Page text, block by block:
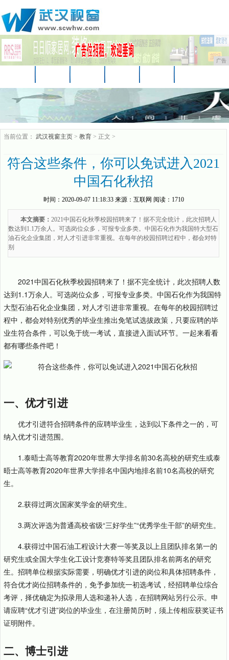
广告
家居 企业
当前位置： 武汉视窗主页 > 教育 > 正文 >
符合这些条件，你可以免试进入2021
中国石化秋招
时间： 2020-09-07 11:18:33来源： 互联网 阅读：1710
本文摘要： 2021中国石化秋季校园招聘来了！据不完全统计，此次招聘人
数达到1.1万余人。可选岗位众多，可报专业多类。中国石化作为我国特大型石
油石化企业集团，对人才引进非常重视。在每年的校园招聘过程中，都会对特
别
2021中国石化秋季校园招聘来了！据不完全统计，此次招聘人数
达到1.1万余人。可选岗位众多，可报专业多类。中国石化作为我国特
大型石油石化企业集团，对人才引进非常重视。在每年的校园招聘过
程中，都会对特别优秀的毕业生推出免笔试选拔政策，只要应聘的毕
业生符合条件，可以免于统一考试，直接进入面试环节。一起来看看
都有哪些条件吧！
一、优才引进
优才引进符合招聘条件的应聘毕业生，达到以下条件之一的，可
纳入优才引进范围。
1.泰晤士高等教育2020年世界大学排名前30名高校的研究生或泰
晤士高等教育2020年世界大学排名中国内地排名前10名高校的研究
生。
2.获得过两次国家奖学金的研究生。
3.两次评选为普通高校省级“三好学生”“优秀学生干部”的研究生。
4.获得过中国石油工程设计大赛一等奖及以上且团队排名第一的
研究生或全国大学生化工设计竞赛特等奖且团队排名前两名的研究
生。招聘单位根据实际需要，明确优才引进的岗位和具体招聘条件，
符合优才岗位招聘条件的，免予参加统一初选考试，经招聘单位综合
考评，择优确定为拟录用人选和递补人选，在招聘网站另行公示。申
请应聘“优才引进”岗位的毕业生，在注册简历时，须上传相应获奖证书
证明附件。
二、博士引进